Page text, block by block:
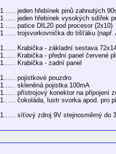
1 ..... jeden hřebínek pinů zahnutých
1 ..... jeden hřebínek vysokých sdířek
1 ..... patice DIL20 pod procesor (2x10)
1 ..... trojsvorkovnička do tišťáku (např.
1...... Krabička - základní sestava
1...... Krabička - přední panel červené
1...... Krabička - zadní panel
1...... pojistkové pouzdro
1...... skleněná pojistka 100mA
1...... přístrojový konektor na připojení
1...... čokoláda, lustr svorka apod. pro
1...... síťový zdroj 9V stejnosměrný do